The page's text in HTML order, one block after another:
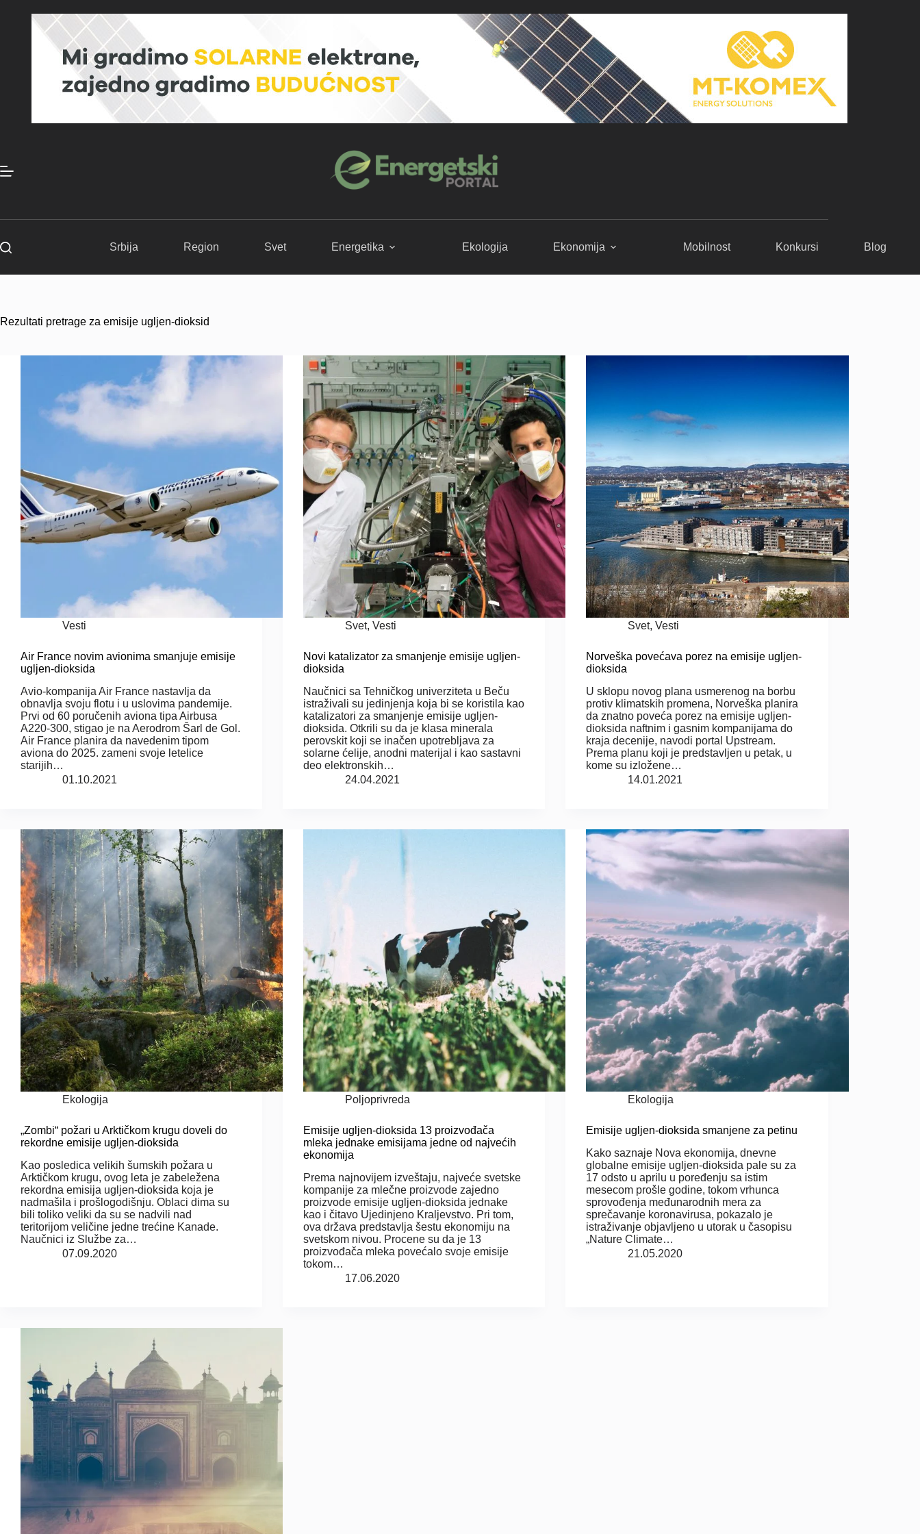
Srbija Region Svet Energetika Ekologija Ekonomija Mobilnost Konkursi Blog
Rezultati pretrage za emisije ugljen-dioksid
Vesti
Air France novim avionima smanjuje emisije
ugljen-dioksida
Avio-kompanija Air France nastavlja da
obnavlja svoju flotu i u uslovima pandemije.
Prvi od 60 poručenih aviona tipa Airbusa
A220-300, stigao je na Aerodrom Šarl de Gol.
Air France planira da navedenim tipom
aviona do 2025. zameni svoje letelice
starijih…
01.10.2021
Svet,Vesti
Novi katalizator za smanjenje emisije ugljen-
dioksida
Naučnici sa Tehničkog univerziteta u Beču
istraživali su jedinjenja koja bi se koristila kao
katalizatori za smanjenje emisije ugljen-
dioksida. Otkrili su da je klasa minerala
perovskit koji se inačen upotrebljava za
solarne ćelije, anodni materijal i kao sastavni
deo elektronskih…
24.04.2021
Svet,Vesti
Norveška povećava porez na emisije ugljen-
dioksida
U sklopu novog plana usmerenog na borbu
protiv klimatskih promena, Norveška planira
da znatno poveća porez na emisije ugljen-
dioksida naftnim i gasnim kompanijama do
kraja decenije, navodi portal Upstream.
Prema planu koji je predstavljen u petak, u
kome su izložene…
14.01.2021
Ekologija
„Zombi“ požari u Arktičkom krugu doveli do
rekordne emisije ugljen-dioksida
Kao posledica velikih šumskih požara u
Arktičkom krugu, ovog leta je zabeležena
rekordna emisija ugljen-dioksida koja je
nadmašila i prošlogodišnju. Oblaci dima su
bili toliko veliki da su se nadvili nad
teritorijom veličine jedne trećine Kanade.
Naučnici iz Službe za…
07.09.2020
Poljoprivreda
Emisije ugljen-dioksida 13 proizvođača
mleka jednake emisijama jedne od najvećih
ekonomija
Prema najnovijem izveštaju, najveće svetske
kompanije za mlečne proizvode zajedno
proizvode emisije ugljen-dioksida jednake
kao i čitavo Ujedinjeno Kraljevstvo. Pri tom,
ova država predstavlja šestu ekonomiju na
svetskom nivou. Procene su da je 13
proizvođača mleka povećalo svoje emisije
tokom…
17.06.2020
Ekologija
Emisije ugljen-dioksida smanjene za petinu
Kako saznaje Nova ekonomija, dnevne
globalne emisije ugljen-dioksida pale su za
17 odsto u aprilu u poređenju sa istim
mesecom prošle godine, tokom vrhunca
sprovođenja međunarodnih mera za
sprečavanje koronavirusa, pokazalo je
istraživanje objavljeno u utorak u časopisu
„Nature Climate…
21.05.2020